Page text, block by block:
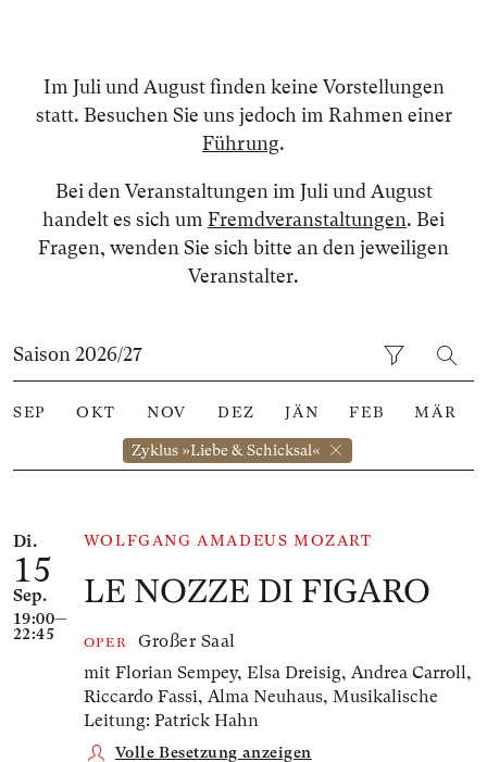
Im Juli und August finden keine Vorstellungen
statt. Besuchen Sie uns jedoch im Rahmen einer
Führung.
Bei den Veranstaltungen im Juli und August
handelt es sich um Fremdveranstaltungen. Bei
Fragen, wenden Sie sich bitte an den jeweiligen
Veranstalter.
Saison 2026/27
SEP OKT NOV DEZ JÄN FEB MÄR
Zyklus »Liebe & Schicksal«
Di.
15
Sep.
19:00—
22:45
WOLFGANG AMADEUS MOZART
LE NOZZE DI FIGARO
OPER
Großer Saal
mit Florian Sempey, Elsa Dreisig, Andrea Carroll,
Riccardo Fassi, Alma Neuhaus, Musikalische
Leitung: Patrick Hahn
Volle Besetzung anzeigen